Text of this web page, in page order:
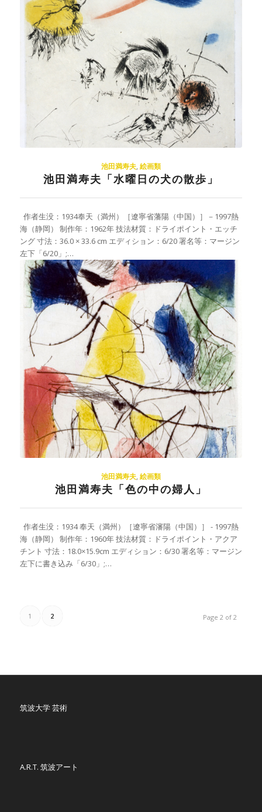
池田満寿夫, 絵画類
池田満寿夫「水曜日の犬の散歩」
作者生没：1934奉天（満州）［遼寧省藩陽（中国）］－1997熱
海（静岡） 制作年：1962年 技法材質：ドライポイント・エッチ
ング 寸法：36.0 × 33.6 cm エディション：6/20 署名等：マージン
左下「6/20」;…
池田満寿夫,絵画類
池田満寿夫「色の中の婦人」
作者生没：1934 奉天（満州）［遼寧省瀋陽（中国）］ - 1997熱
海（静岡） 制作年：1960年 技法材質：ドライポイント・アクア
チント 寸法：18.0×15.9cm エディション：6/30 署名等：マージン
左下に書き込み「6/30」;…
Page 2 of 2
1 2
筑波大学 芸術
A.R.T. 筑波アート